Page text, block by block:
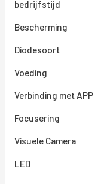
bedrijfstijd
Bescherming
Diodesoort
Voeding
Verbinding met APP
Focusering
Visuele Camera
LED